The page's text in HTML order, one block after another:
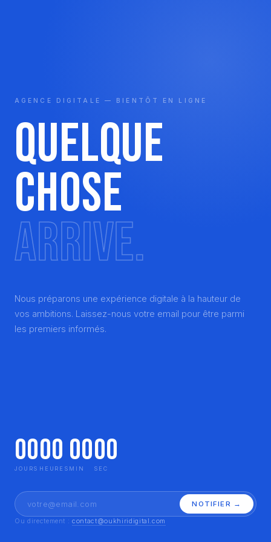
AGENCE DIGITALE — BIENTÔT EN LIGNE
Quelque
chose
arrive.
Nous préparons une expérience digitale à la hauteur de
vos ambitions. Laissez-nous votre email pour être parmi
les premiers informés.
00
JOURS
00
HEURES
00
MIN
00
SEC
NOTIFIER →
Ou directement :contact@oukhiridigital.com